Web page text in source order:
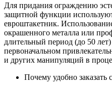
Для придания ограждению
защитной функции
евроштакетник.
окрашенного металла или
длительный период (до 50
первоначальном
и других манипуляций в
Почему удобно заказать